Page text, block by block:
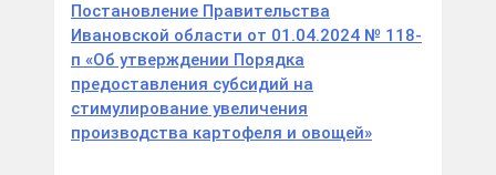
Постановление Правительства
Ивановской области от 01.04.2024 № 118-
п «Об утверждении Порядка
предоставления субсидий на
стимулирование увеличения
производства картофеля и овощей»